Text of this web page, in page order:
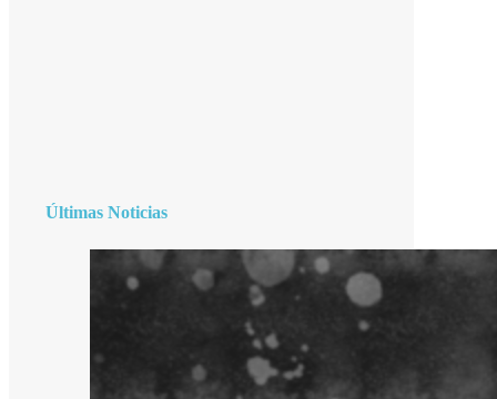
Últimas Noticias